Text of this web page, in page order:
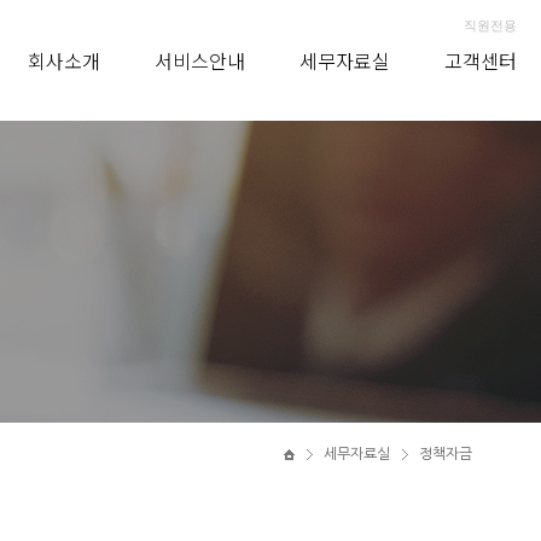
직원전용
회사소개 서비스안내 세무자료실 고객센터
세무자료실 정책자금